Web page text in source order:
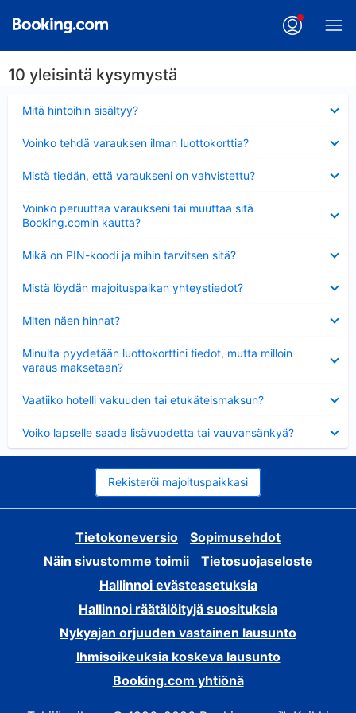
10 yleisintä kysymystä
Mitä hintoihin sisältyy?
Voinko tehdä varauksen ilman luottokorttia?
Mistä tiedän, että varaukseni on vahvistettu?
Voinko peruuttaa varaukseni tai muuttaa sitä
Booking.comin kautta?
Mikä on PIN-koodi ja mihin tarvitsen sitä?
Mistä löydän majoituspaikan yhteystiedot?
Miten näen hinnat?
Minulta pyydetään luottokorttini tiedot, mutta milloin
varaus maksetaan?
Vaatiiko hotelli vakuuden tai etukäteismaksun?
Voiko lapselle saada lisävuodetta tai vauvansänkyä?
Rekisteröi majoituspaikkasi
Tietokoneversio
Sopimusehdot
Näin sivustomme toimii
Tietosuojaseloste
Hallinnoi evästeasetuksia
Hallinnoi räätälöityjä suosituksia
Nykyajan orjuuden vastainen lausunto
Ihmisoikeuksia koskeva lausunto
Booking.com yhtiönä